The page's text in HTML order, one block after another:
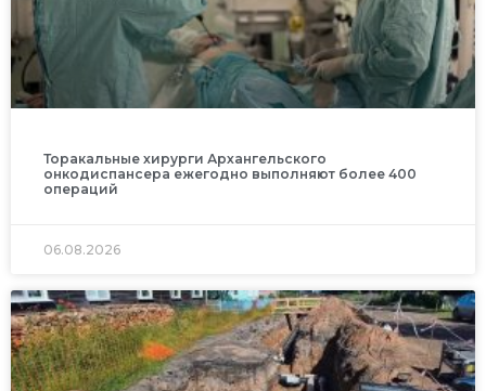
Торакальные хирурги Архангельского
онкодиспансера ежегодно выполняют более 400
операций
06.08.2026